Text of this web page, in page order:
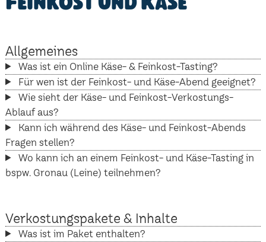
Allgemeines
Was ist ein Online Käse- & Feinkost-Tasting?
Für wen ist der Feinkost- und Käse-Abend geeignet?
Wie sieht der Käse- und Feinkost-Verkostungs-
Ablauf aus?
Kann ich während des Käse- und Feinkost-Abends
Fragen stellen?
Wo kann ich an einem Feinkost- und Käse-Tasting in
bspw. Gronau (Leine) teilnehmen?
Verkostungspakete & Inhalte
Was ist im Paket enthalten?